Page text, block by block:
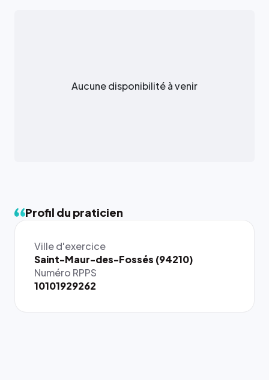
Aucune disponibilité à venir
Profil du praticien
Ville d'exercice
Saint-Maur-des-Fossés (94210)
Numéro RPPS
10101929262
{# 40×40
: la taille
rendue par
`.profile-